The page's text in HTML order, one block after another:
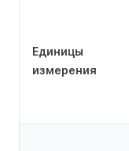
Единицы
измерения